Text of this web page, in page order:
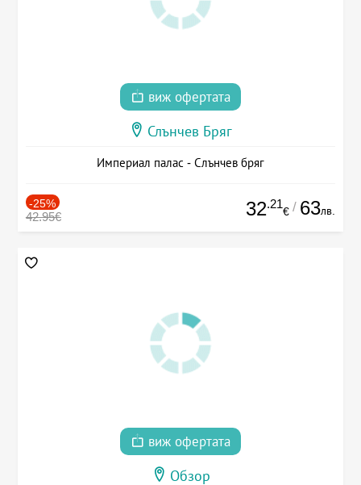
виж офертата
Слънчев Бряг
Империал палас - Слънчев бряг
-25%
42.95€ 32.21
€ / 63лв.
виж офертата
Обзор